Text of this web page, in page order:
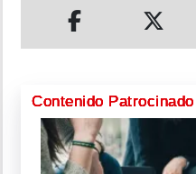
Contenido Patrocinado